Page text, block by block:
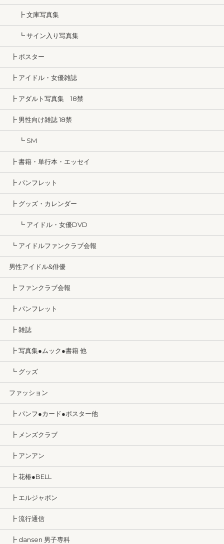
┣ 文庫写真集
┗ サイン入り写真集
┣ ポスター
┣ アイドル・女優雑誌
┣ アダルト写真集 18禁
┣ 男性向け雑誌 18禁
┗ SM
┣ 書籍・単行本・エッセイ
┣ パンフレット
┣ グッズ・カレンダー
┗ アイドル・女優DVD
┗ アイドルファンクラブ会報
男性アイドル&俳優
┣ ファンクラブ会報
┣ パンフレット
┣ 雑誌
┣ 写真集●ムック●書籍 他
┗ グッズ
ファッション
┣ パンフ●カード●ポスター他
┣ メンズクラブ
┣ アンアン
┣ 花椿●BELL
┣ エルジャポン
┣ 流行通信
┣ dansen 男子専科